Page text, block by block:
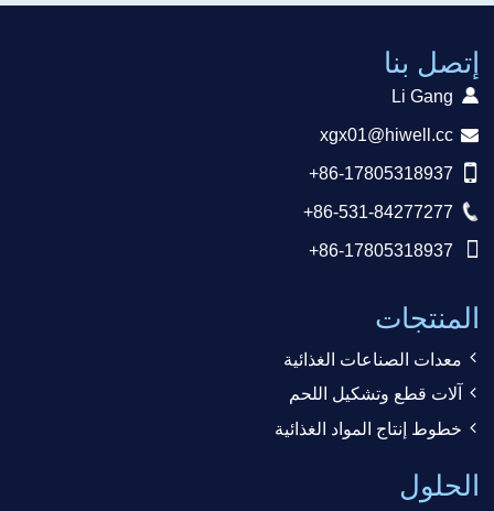
إتصل بنا
Li Gang
xgx01@hiwell.cc
+86-17805318937
+86-531-84277277
+86-17805318937
المنتجات
معدات الصناعات الغذائية
آلات قطع وتشكيل اللحم
خطوط إنتاج المواد الغذائية
الحلول